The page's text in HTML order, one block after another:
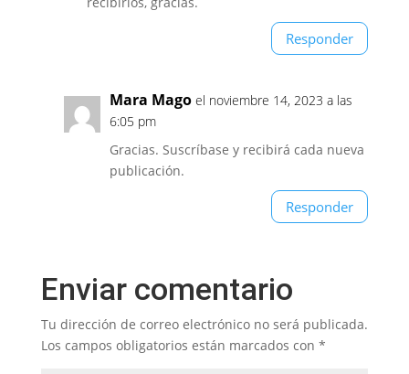
Responder
Mara Mago el noviembre 14, 2023 a las
6:05 pm
Gracias. Suscríbase y recibirá cada nueva
publicación.
Responder
Enviar comentario
Tu dirección de correo electrónico no será publicada.
Los campos obligatorios están marcados con *